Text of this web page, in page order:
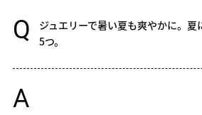
Q
ジュエリーで暑い夏も爽やかに。夏
5つ。
A